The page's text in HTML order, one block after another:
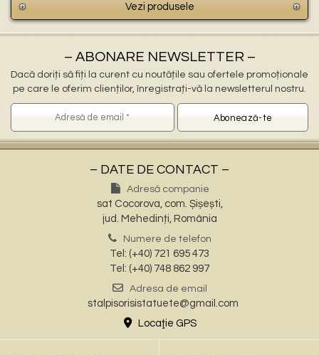
Vezi produsele
– ABONARE NEWSLETTER –
Dacă doriți să fiți la curent cu noutățile sau ofertele promoționale
pe care le oferim clienților, înregistrați-vă la newsletterul nostru.
– DATE DE CONTACT –
Adresă companie
sat Cocorova, com. Șișești,
jud. Mehedinți, România
Numere de telefon
Tel: (+40) 721 695 473
Tel: (+40) 748 862 997
Adresa de email
stalpisorisistatuete@gmail.com
Locaţie GPS